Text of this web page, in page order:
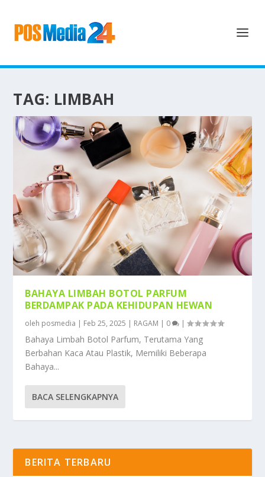
TAG: LIMBAH
BAHAYA LIMBAH BOTOL PARFUM
BERDAMPAK PADA KEHIDUPAN HEWAN
oleh posmedia | Feb 25, 2025 | RAGAM | 0 |
Bahaya Limbah Botol Parfum, Terutama Yang
Berbahan Kaca Atau Plastik, Memiliki Beberapa
Bahaya...
BACA SELENGKAPNYA
BERITA TERBARU